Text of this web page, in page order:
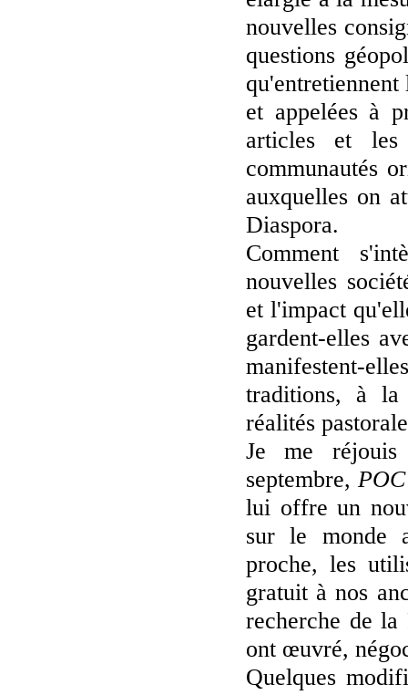
nouvelles
questions
qu'entretiennent
et appelées à
articles et les
communautés
auxquelles on
Diaspora.
Comment
nouvelles
et l'impact
gardent-elles
manifestent-
traditions, à la
réalités
Je me
septembre,POC
lui offre un
sur le monde
proche, les
gratuit à nos
recherche de
ont œuvré,
Quelques